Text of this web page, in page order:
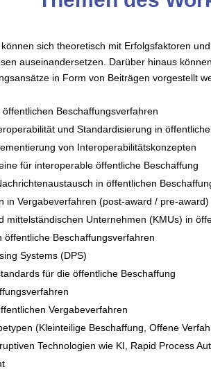
sich theoretisch mit Erfolgsfaktoren
auseinandersetzen. Darüber hinaus
in Form von Beiträgen vorgestellt
Beschaffungsverfahren
und Standardisierung in
von Interoperabilitätskonzepten
für interoperable öffentliche Beschaffung
in öffentlichen
in Vergabeverfahren (post-award / pre-award)
mittelständischen Unternehmen (KMUs) in
Beschaffungsverfahren
Systems (DPS)
für die öffentliche Beschaffung
Vergabeverfahren
(Kleinteilige Beschaffung, Offene
Technologien wie KI, Rapid Process